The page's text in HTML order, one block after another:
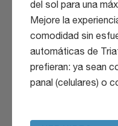
del sol para una
Mejore la
comodidad sin
automáticas de
prefieran: ya sean
panal (celulares) o